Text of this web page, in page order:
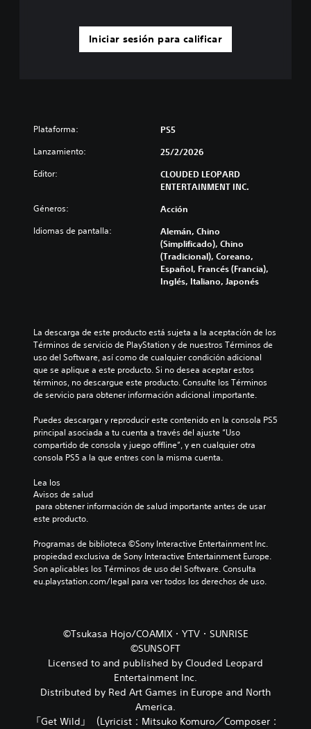
Iniciar sesión para calificar
Plataforma: PS5
Lanzamiento: 25/2/2026
Editor:
CLOUDED LEOPARD
ENTERTAINMENT INC.
Géneros: Acción
Idiomas de pantalla:
Alemán, Chino
(Simplificado), Chino
(Tradicional), Coreano,
Español, Francés (Francia),
Inglés, Italiano, Japonés
La descarga de este producto está sujeta a la aceptación de los
Términos de servicio de PlayStation y de nuestros Términos de
uso del Software, así como de cualquier condición adicional
que se aplique a este producto. Si no desea aceptar estos
términos, no descargue este producto. Consulte los Términos
de servicio para obtener información adicional importante.
Puedes descargar y reproducir este contenido en la consola PS5
principal asociada a tu cuenta a través del ajuste “Uso
compartido de consola y juego offline”, y en cualquier otra
consola PS5 a la que entres con la misma cuenta.
Lea los
Avisos de salud
este producto.
Programas de biblioteca ©Sony Interactive Entertainment Inc.
propiedad exclusiva de Sony Interactive Entertainment Europe.
Son aplicables los Términos de uso del Software. Consulta
eu.playstation.com/legal para ver todos los derechos de uso.
©Tsukasa Hojo/COAMIX・YTV・SUNRISE
©SUNSOFT
Licensed to and published by Clouded Leopard
Entertainment Inc.
Distributed by Red Art Games in Europe and North
America.
「Get Wild」（Lyricist：Mitsuko Komuro／Composer：